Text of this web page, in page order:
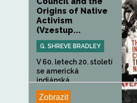
Origins of Native
Activism
(Vzestup...
G. SHREVE BRADLEY
V 60. letech 20. století
se americká
indiánská...
Zobrazit